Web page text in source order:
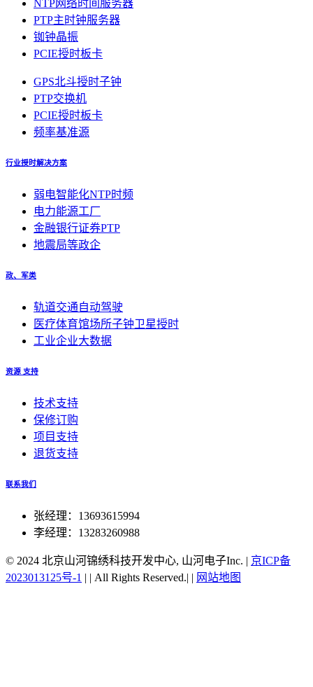
NTP网络时间服务器
PTP主时钟服务器
铷钟晶振
PCIE授时板卡
GPS北斗授时子钟
PTP交换机
PCIE授时板卡
频率基准源
行业授时解决方案
弱电智能化NTP时频
电力能源工厂
金融银行证券PTP
地震局等政企
政、军类
轨道交通自动驾驶
医疗体育馆场所子钟卫星授时
工业企业大数据
资源 支持
技术支持
保修订购
项目支持
退货支持
联系我们
张经理：13693615994
李经理：13283260988
© 2024 北京山河锦绣科技开发中心, 山河电子Inc. | 京ICP备
2023013125号-1 | | All Rights Reserved.| | 网站地图